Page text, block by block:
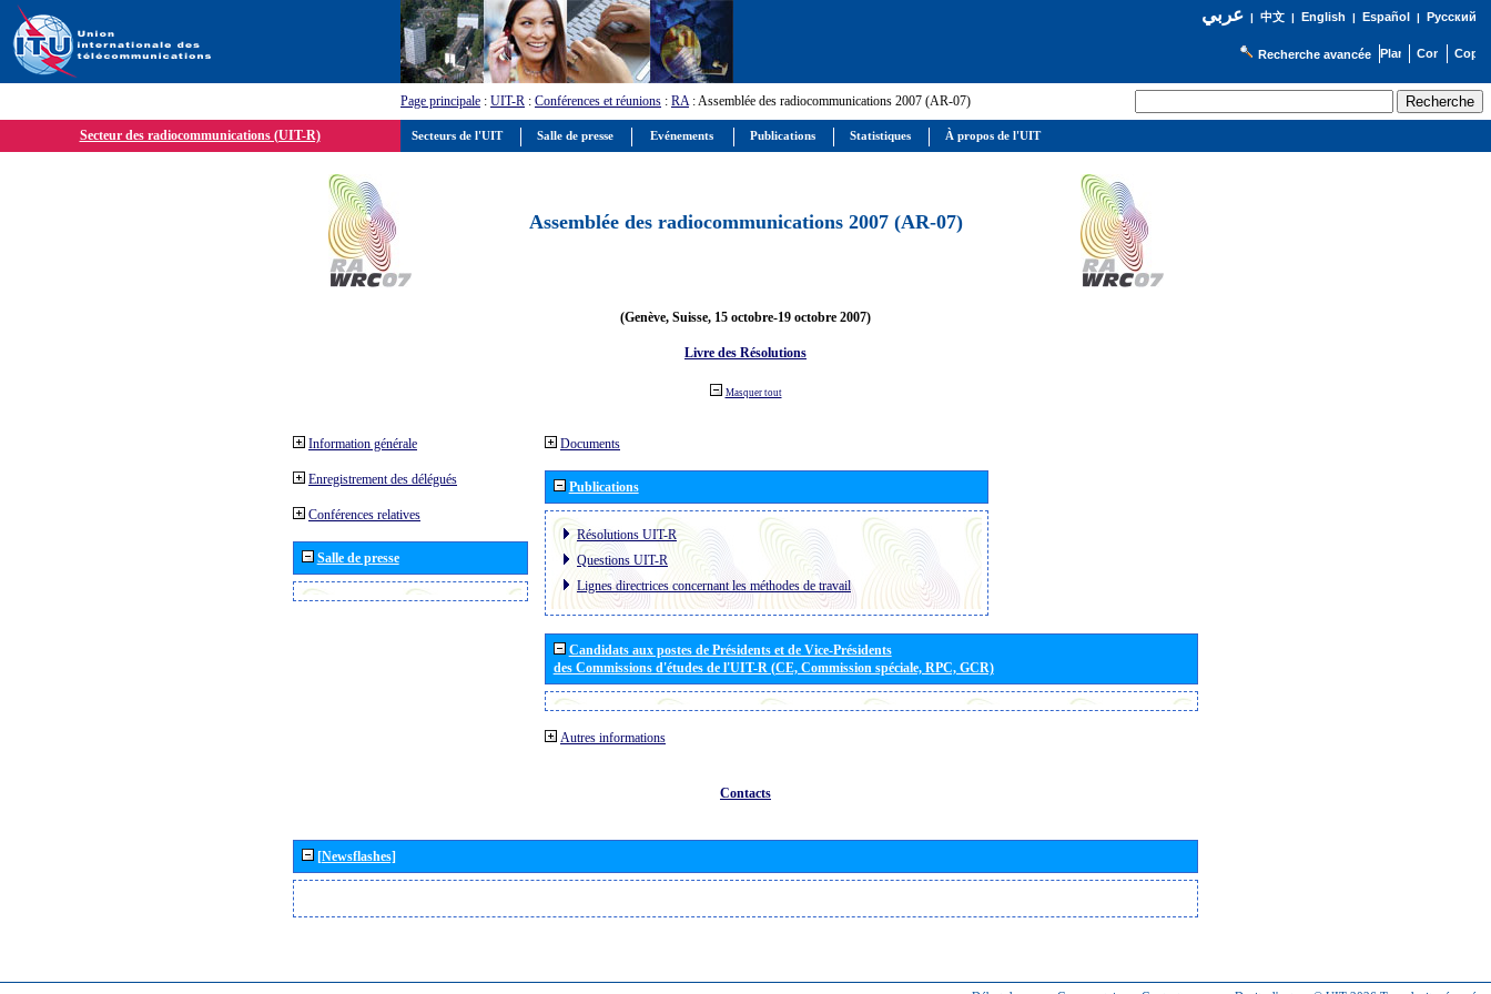
عربي| 中文| English | Español | Русский
Recherche avancée
Page principale : UIT-R : Conférences et réunions : RA: Assemblée des radiocommunications 2007 (AR-07)
Secteur des radiocommunications (UIT-R)
Assemblée des radiocommunications 2007 (AR-07)
(Genève, Suisse, 15 octobre-19 octobre 2007)
Livre des Résolutions
Masquer tout
Information générale
Enregistrement des délégués
Conférences relatives
Salle de presse
Documents
Publications
Résolutions UIT-R
Questions UIT-R
Lignes directrices concernant les méthodes de travail
Candidats aux postes de Présidents et de Vice-Présidents
des Commissions d'études de l'UIT-R (CE, Commission spéciale, RPC, GCR)
Autres informations
Contacts
[Newsflashes]
Secteurs de l'UIT Salle de presse Evénements Publications Statistiques À propos de l'UIT